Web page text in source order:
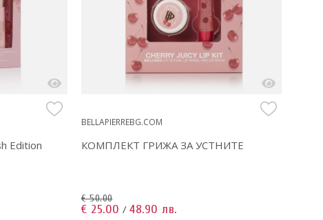
Edition
BELLAPIERREBG.COM
КОМПЛЕКТ ГРИЖА ЗА УСТНИТЕ
€ 50.00
€ 25.00 / 48.90 лв.